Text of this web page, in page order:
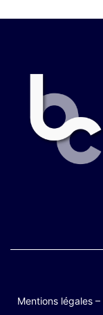
Mentions légales –